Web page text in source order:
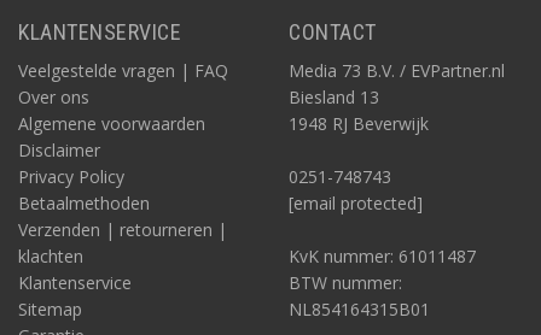
KLANTENSERVICE
Veelgestelde vragen | FAQ
Over ons
Algemene voorwaarden
Disclaimer
Privacy Policy
Betaalmethoden
Verzenden | retourneren |
klachten
Klantenservice
Sitemap
CONTACT
Media 73 B.V. / EVPartner.nl
Biesland 13
1948 RJ Beverwijk
0251-748743
[email protected]
KvK nummer: 61011487
BTW nummer:
NL854164315B01